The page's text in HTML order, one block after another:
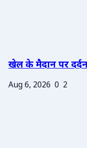
खेल के मैदान पर
Aug 6, 2026 0 2